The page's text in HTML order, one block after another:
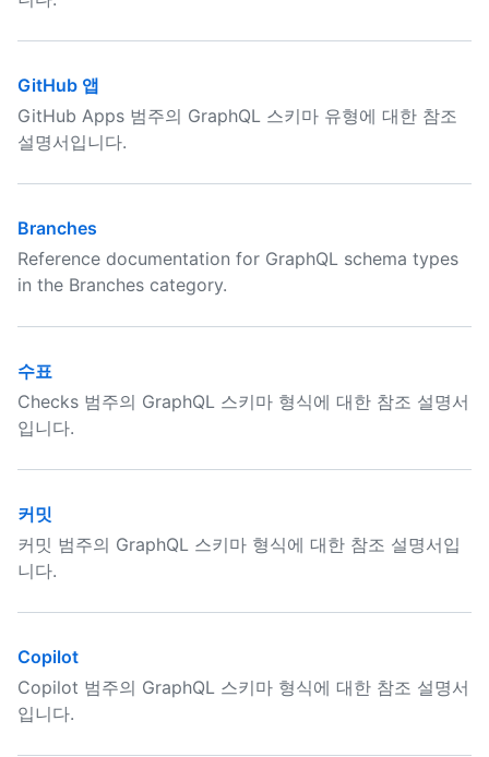
GitHub 앱
GitHub Apps 범주의 GraphQL 스키마 유형에 대한 참조
설명서입니다.
Branches
Reference documentation for GraphQL schema types
in the Branches category.
수표
Checks 범주의 GraphQL 스키마 형식에 대한 참조 설명서
입니다.
커밋
커밋 범주의 GraphQL 스키마 형식에 대한 참조 설명서입
니다.
Copilot
Copilot 범주의 GraphQL 스키마 형식에 대한 참조 설명서
입니다.